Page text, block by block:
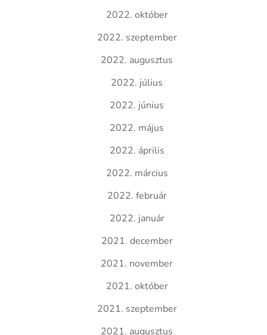
2022. október
2022. szeptember
2022. augusztus
2022. július
2022. június
2022. május
2022. április
2022. március
2022. február
2022. január
2021. december
2021. november
2021. október
2021. szeptember
2021. augusztus